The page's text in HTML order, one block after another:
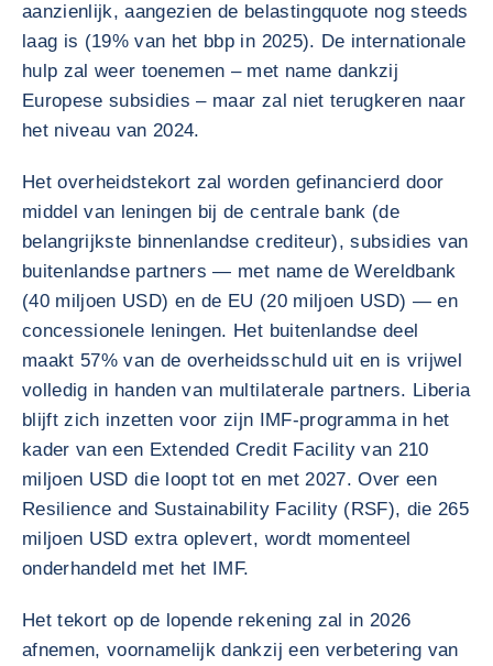
aanzienlijk, aangezien de belastingquote nog steeds
laag is (19% van het bbp in 2025). De internationale
hulp zal weer toenemen – met name dankzij
Europese subsidies – maar zal niet terugkeren naar
het niveau van 2024.
Het overheidstekort zal worden gefinancierd door
middel van leningen bij de centrale bank (de
belangrijkste binnenlandse crediteur), subsidies van
buitenlandse partners — met name de Wereldbank
(40 miljoen USD) en de EU (20 miljoen USD) — en
concessionele leningen. Het buitenlandse deel
maakt 57% van de overheidsschuld uit en is vrijwel
volledig in handen van multilaterale partners. Liberia
blijft zich inzetten voor zijn IMF-programma in het
kader van een Extended Credit Facility van 210
miljoen USD die loopt tot en met 2027. Over een
Resilience and Sustainability Facility (RSF), die 265
miljoen USD extra oplevert, wordt momenteel
onderhandeld met het IMF.
Het tekort op de lopende rekening zal in 2026
afnemen, voornamelijk dankzij een verbetering van